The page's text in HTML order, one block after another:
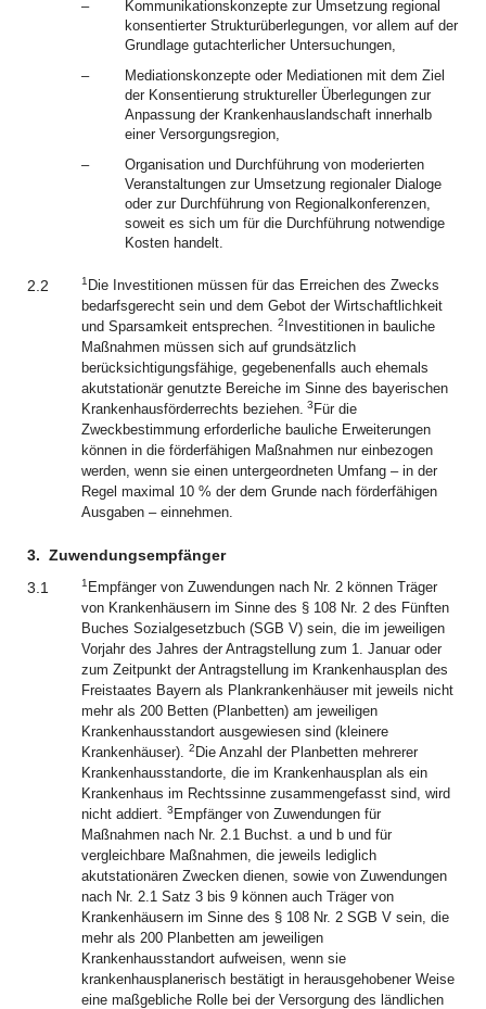
–
Kommunikationskonzepte zur Umsetzung regional
konsentierter Strukturüberlegungen, vor allem auf der
Grundlage gutachterlicher Untersuchungen,
–
Mediationskonzepte oder Mediationen mit dem Ziel
der Konsentierung struktureller Überlegungen zur
Anpassung der Krankenhauslandschaft innerhalb
einer Versorgungsregion,
–
Organisation und Durchführung von moderierten
Veranstaltungen zur Umsetzung regionaler Dialoge
oder zur Durchführung von Regionalkonferenzen,
soweit es sich um für die Durchführung notwendige
Kosten handelt.
2.2 1 Die Investitionen müssen für das Erreichen des Zwecks
bedarfsgerecht sein und dem Gebot der Wirtschaftlichkeit
und Sparsamkeit entsprechen. 2 Investitionen in bauliche
Maßnahmen müssen sich auf grundsätzlich
berücksichtigungsfähige, gegebenenfalls auch ehemals
akutstationär genutzte Bereiche im Sinne des bayerischen
Krankenhausförderrechts beziehen. 3 Für die
Zweckbestimmung erforderliche bauliche Erweiterungen
können in die förderfähigen Maßnahmen nur einbezogen
werden, wenn sie einen untergeordneten Umfang – in der
Regel maximal 10 % der dem Grunde nach förderfähigen
Ausgaben – einnehmen.
3. Zuwendungsempfänger
3.1
1 Empfänger von Zuwendungen nach Nr. 2 können Träger
von Krankenhäusern im Sinne des § 108 Nr. 2 des Fünften
Buches Sozialgesetzbuch (SGB V) sein, die im jeweiligen
Vorjahr des Jahres der Antragstellung zum 1. Januar oder
zum Zeitpunkt der Antragstellung im Krankenhausplan des
Freistaates Bayern als Plankrankenhäuser mit jeweils nicht
mehr als 200 Betten (Planbetten) am jeweiligen
Krankenhausstandort ausgewiesen sind (kleinere
Krankenhäuser). 2 Die Anzahl der Planbetten mehrerer
Krankenhausstandorte, die im Krankenhausplan als ein
Krankenhaus im Rechtssinne zusammengefasst sind, wird
nicht addiert. 3 Empfänger von Zuwendungen für
Maßnahmen nach Nr. 2.1 Buchst. a und b und für
vergleichbare Maßnahmen, die jeweils lediglich
akutstationären Zwecken dienen, sowie von Zuwendungen
nach Nr. 2.1 Satz 3 bis 9 können auch Träger von
Krankenhäusern im Sinne des § 108 Nr. 2 SGB V sein, die
mehr als 200 Planbetten am jeweiligen
Krankenhausstandort aufweisen, wenn sie
krankenhausplanerisch bestätigt in herausgehobener Weise
eine maßgebliche Rolle bei der Versorgung des ländlichen